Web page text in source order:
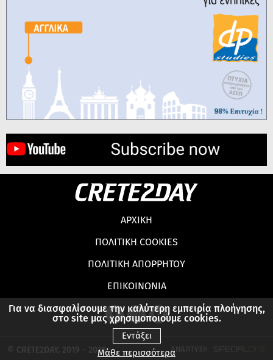
Για να διασφαλίσουμε την καλύτερη εμπειρία πλοήγησης,
στο site μας χρησιμοποιούμε cookies.
Εντάξει
Μάθε περισσότερα
ΑΡΧΙΚΗ
ΠΟΛΙΤΙΚΗ COOKIES
ΠΟΛΙΤΙΚΗ ΑΠΟΡΡΗΤΟΥ
ΕΠΙΚΟΙΝΩΝΙΑ
© CRETE2DAY, 2019 - 2026